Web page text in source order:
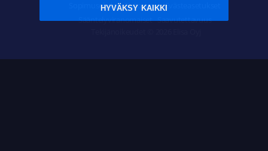
Sopimusehdot Tietosuoja Evästeasetukset
Sääntelyviranomaiset Saavutettavuus
HYVÄKSY KAIKKI